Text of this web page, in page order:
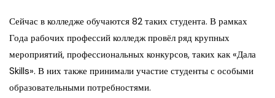
Сейчас в колледже обучаются 82 таких студента. В рамках
Года рабочих профессий колледж провёл ряд крупных
мероприятий, профессиональных конкурсов, таких как «Дала
Skills». В них также принимали участие студенты с особыми
образовательными потребностями.